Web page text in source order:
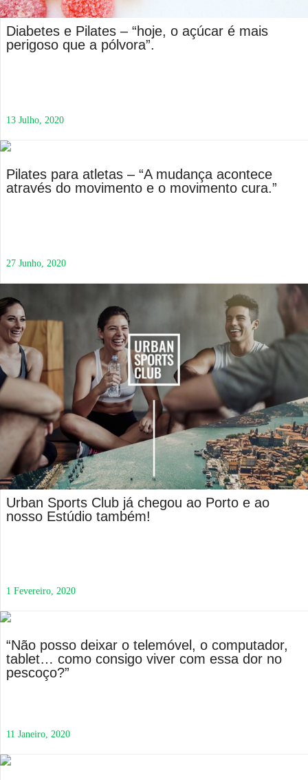
Diabetes e Pilates – “hoje, o açúcar é mais
perigoso que a pólvora”.
13 Julho, 2020
Pilates para atletas – “A mudança acontece
através do movimento e o movimento cura.”
27 Junho, 2020
Urban Sports Club já chegou ao Porto e ao
nosso Estúdio também!
1 Fevereiro, 2020
“Não posso deixar o telemóvel, o computador,
tablet… como consigo viver com essa dor no
pescoço?”
11 Janeiro, 2020